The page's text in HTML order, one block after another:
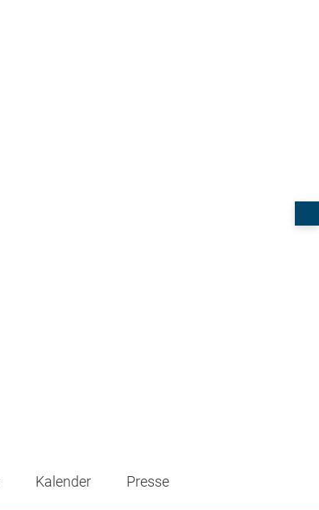
Kalender Presse